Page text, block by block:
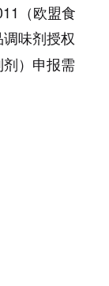
（欧盟食
味剂授权
）申报需